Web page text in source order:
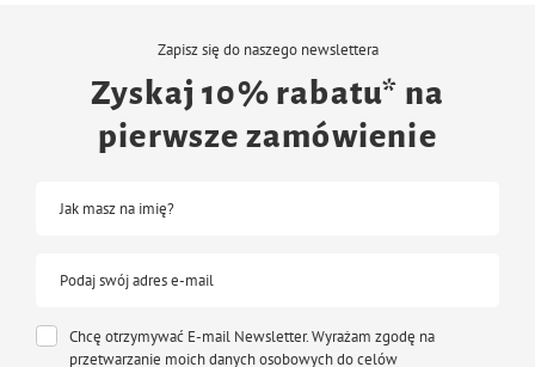
Sposób użycia:
Niewielką ilość płynu zaaplikuj do zewnętrznego kanału słuchowego za
pomocą aplikatora. Następnie delikatnie rozmasuj podstawę ucha, a nadmiar
preparatu usuń gazikiem.
Zapisz się do naszego newslettera
Zyskaj 10% rabatu* na
pierwsze zamówienie
Jak masz na imię?
Podaj swój adres e-mail
Chcę otrzymywać E-mail Newsletter. Wyrażam zgodę na
przetwarzanie moich danych osobowych do celów